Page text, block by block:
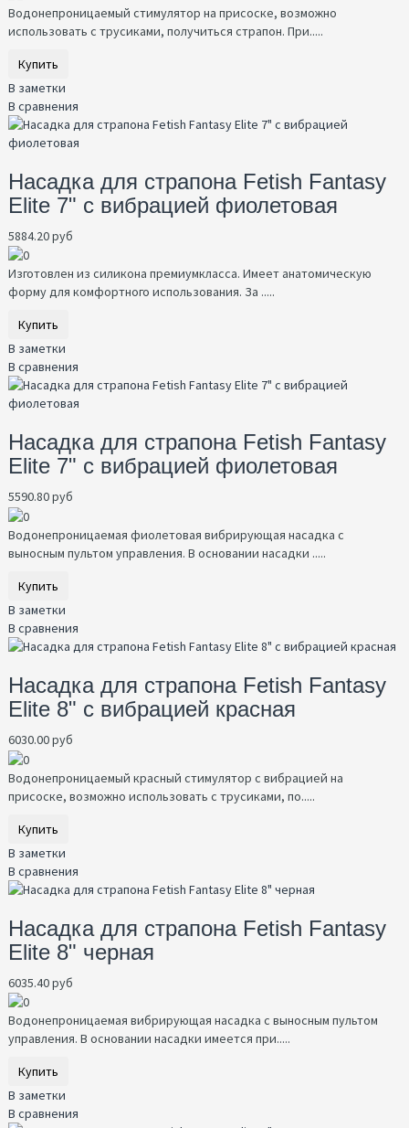
Водонепроницаемый стимулятор на присоске, возможно
использовать с трусиками, получиться страпон. При.....
Купить
В заметки
В сравнения
Насадка для страпона Fetish Fantasy
Elite 7" с вибрацией фиолетовая
5884.20 руб
Изготовлен из силикона премиумкласса. Имеет анатомическую
форму для комфортного использования. За .....
Купить
В заметки
В сравнения
Насадка для страпона Fetish Fantasy
Elite 7" с вибрацией фиолетовая
5590.80 руб
Водонепроницаемая фиолетовая вибрирующая насадка с
выносным пультом управления. В основании насадки .....
Купить
В заметки
В сравнения
Насадка для страпона Fetish Fantasy
Elite 8" с вибрацией красная
6030.00 руб
Водонепроницаемый красный стимулятор с вибрацией на
присоске, возможно использовать с трусиками, по.....
Купить
В заметки
В сравнения
Насадка для страпона Fetish Fantasy
Elite 8" черная
6035.40 руб
Водонепроницаемая вибрирующая насадка с выносным пультом
управления. В основании насадки имеется при.....
Купить
В заметки
В сравнения